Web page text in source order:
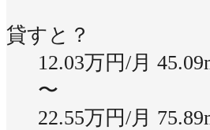
貸すと？
12.03万円/月
〜
22.55万円/月